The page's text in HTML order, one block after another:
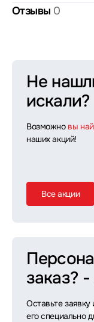
Отзывы 0
Не
искали?
Возможно вы
наших акций!
Все акции
заказ? -
Оставьте
его специально